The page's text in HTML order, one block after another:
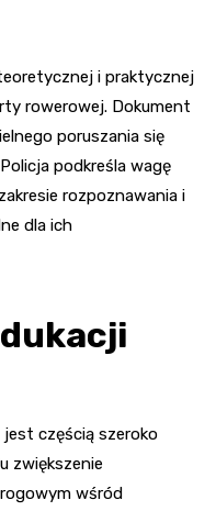
i praktycznej
rowerowej. Dokument
poruszania się
podkreśla wagę
rozpoznawania i
dla ich
jest częścią szeroko
zwiększenie
wśród